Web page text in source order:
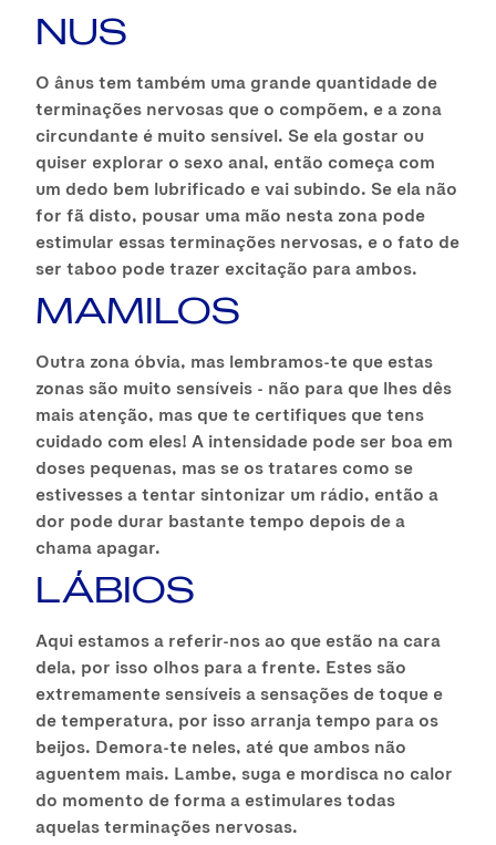
NUS
O ânus tem também uma grande quantidade de
terminações nervosas que o compõem, e a zona
circundante é muito sensível. Se ela gostar ou
quiser explorar o sexo anal, então começa com
um dedo bem lubrificado e vai subindo. Se ela não
for fã disto, pousar uma mão nesta zona pode
estimular essas terminações nervosas, e o fato de
ser taboo pode trazer excitação para ambos.
MAMILOS
Outra zona óbvia, mas lembramos-te que estas
zonas são muito sensíveis - não para que lhes dês
mais atenção, mas que te certifiques que tens
cuidado com eles! A intensidade pode ser boa em
doses pequenas, mas se os tratares como se
estivesses a tentar sintonizar um rádio, então a
dor pode durar bastante tempo depois de a
chama apagar.
LÁBIOS
Aqui estamos a referir-nos ao que estão na cara
dela, por isso olhos para a frente. Estes são
extremamente sensíveis a sensações de toque e
de temperatura, por isso arranja tempo para os
beijos. Demora-te neles, até que ambos não
aguentem mais. Lambe, suga e mordisca no calor
do momento de forma a estimulares todas
aquelas terminações nervosas.